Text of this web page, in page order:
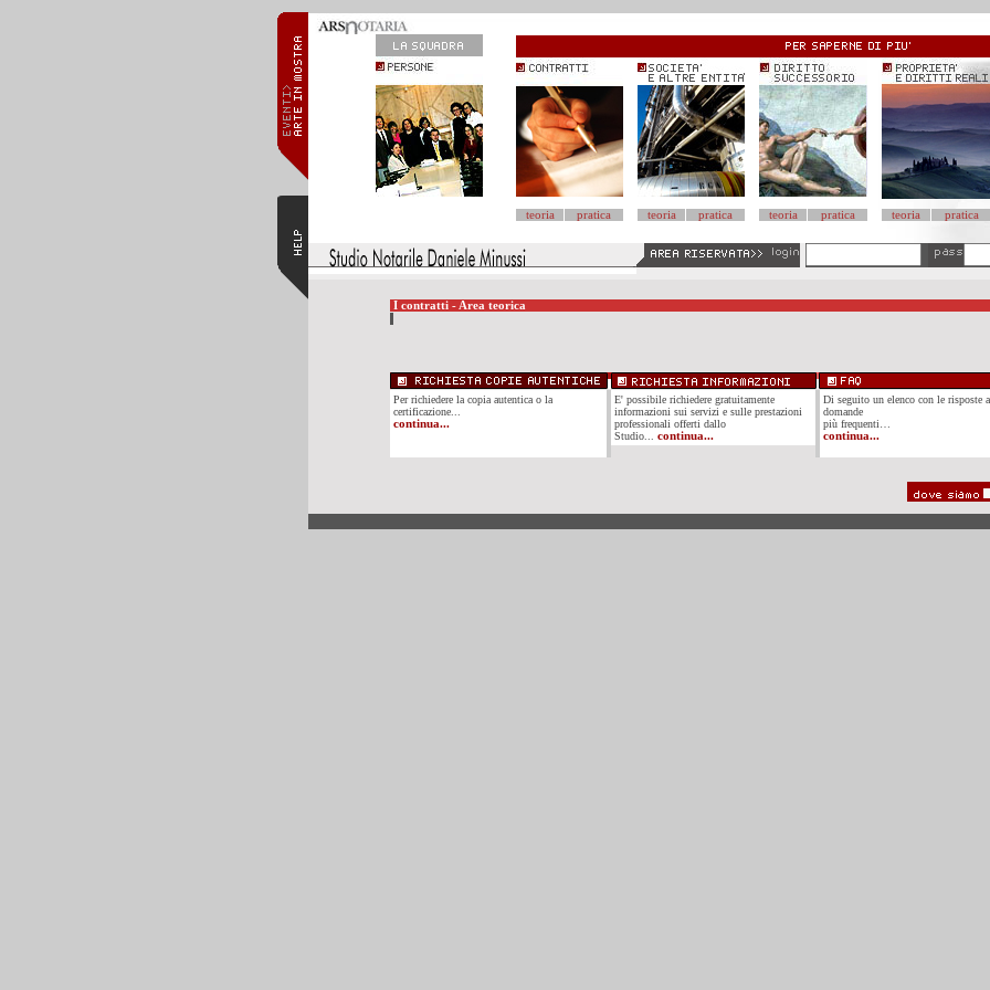
teoria pratica teoria pratica teoria pratica teoria pratica
I contratti - Area teorica
Per richiedere la copia autentica o la
certificazione...
continua...
E' possibile richiedere gratuitamente
informazioni sui servizi e sulle prestazioni
professionali offerti dallo
Studio... continua...
Di seguito un elenco con le risposte
domande
più frequenti…
continua...